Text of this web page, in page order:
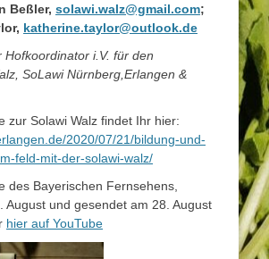
Beßler, solawi.walz@gmail.com;
katherine.taylor@outlook.de
i. V. für den
SoLawi Nürnberg,Erlangen &
zur Solawi Walz findet Ihr hier:
2020/07/21/bildung-und-
feld-mit-der-solawi-walz/
des Bayerischen Fernsehens,
August und gesendet am 28. August
hier auf YouTube